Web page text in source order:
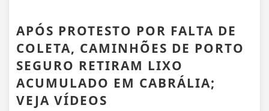
APÓS PROTESTO POR FALTA DE
COLETA, CAMINHÕES DE PORTO
SEGURO RETIRAM LIXO
ACUMULADO EM CABRÁLIA;
VEJA VÍDEOS